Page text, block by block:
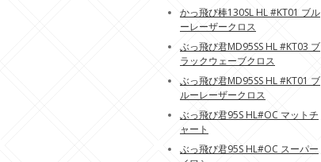
かっ飛び棒130SL HL #KT01 ブル
ーレーザークロス
ぶっ飛び君MD95SS HL #KT03 ブ
ラックウェーブクロス
ぶっ飛び君MD95SS HL #KT01 ブ
ルーレーザークロス
ぶっ飛び君95S HL#OC マットチ
ャート
ぶっ飛び君95S HL#OC スーパー